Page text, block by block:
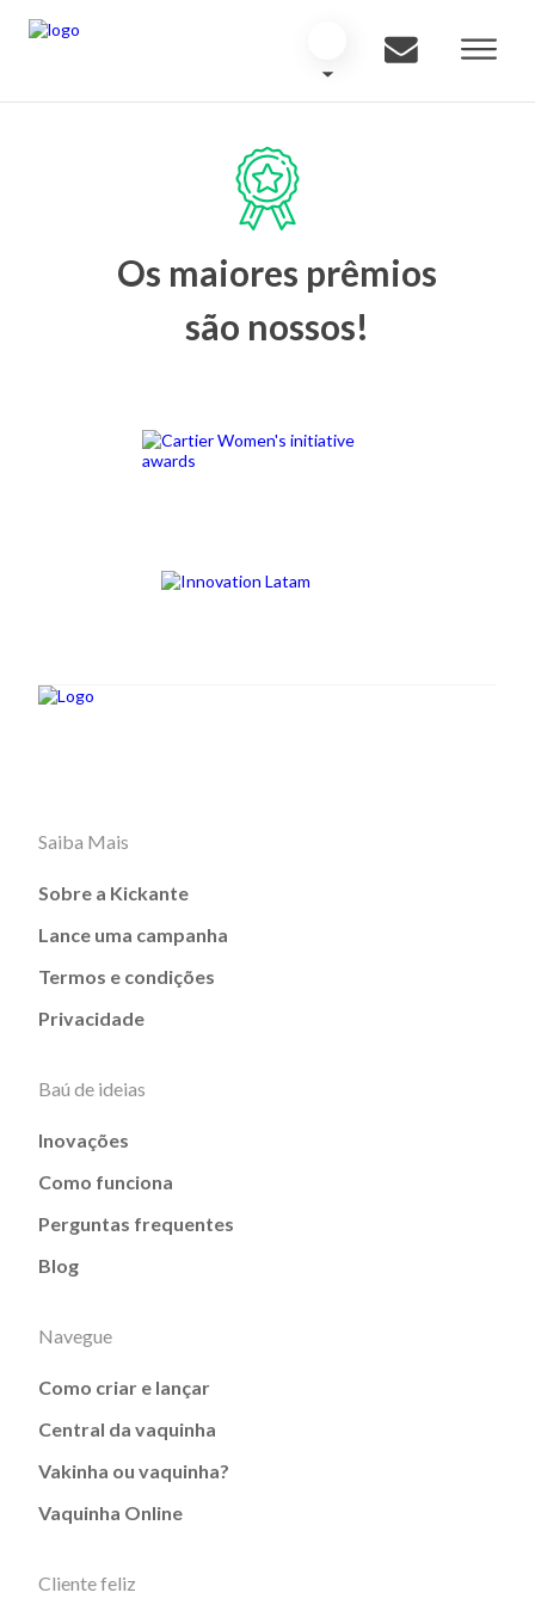
Os maiores prêmios
são nossos!
Saiba Mais
Sobre a Kickante
Lance uma campanha
Termos e condições
Privacidade
Baú de ideias
Inovações
Como funciona
Perguntas frequentes
Blog
Navegue
Como criar e lançar
Central da vaquinha
Vakinha ou vaquinha?
Vaquinha Online
Cliente feliz